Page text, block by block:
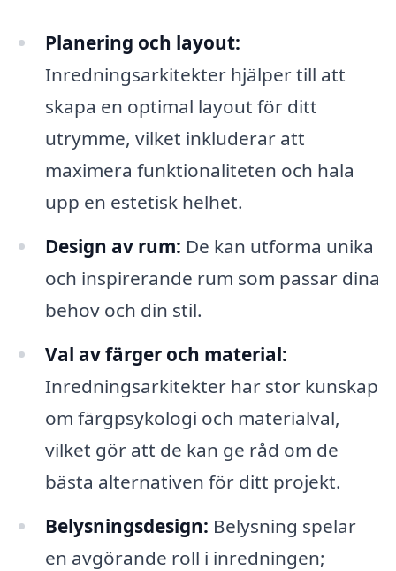
Planering och layout:
Inredningsarkitekter hjälper till att
skapa en optimal layout för ditt
utrymme, vilket inkluderar att
maximera funktionaliteten och hala
upp en estetisk helhet.
Design av rum: De kan utforma unika
och inspirerande rum som passar dina
behov och din stil.
Val av färger och material:
Inredningsarkitekter har stor kunskap
om färgpsykologi och materialval,
vilket gör att de kan ge råd om de
bästa alternativen för ditt projekt.
Belysningsdesign: Belysning spelar
en avgörande roll i inredningen;